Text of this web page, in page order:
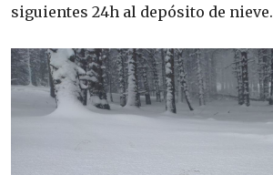
siguientes 24h al depósito de nieve.